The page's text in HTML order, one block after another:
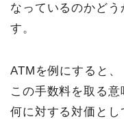
なっているのかど
す。
ATMを例にすると、
この手数料を取る意
何に対する対価とし